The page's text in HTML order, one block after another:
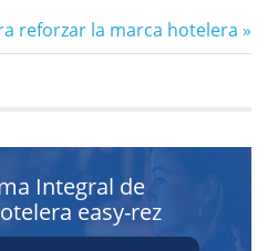
reforzar la marca hotelera
Integral de
easy-rez